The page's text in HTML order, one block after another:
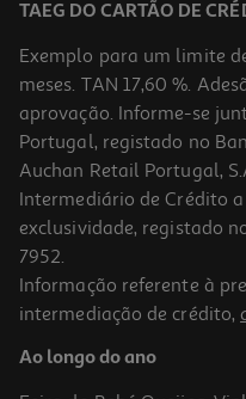
Pensos Hansaplast Sensitive
0.16 €/un
TAEG DO CARTÃO DE
Exemplo para um limite
meses. TAN 17,60 %.
aprovação. Informe-se
Portugal, registado no
Auchan Retail Portugal,
Intermediário de Crédito
exclusividade, registado
7952.
Informação referente à
intermediação de crédito,
Ao longo do ano